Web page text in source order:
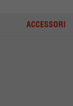
ACCESSORI